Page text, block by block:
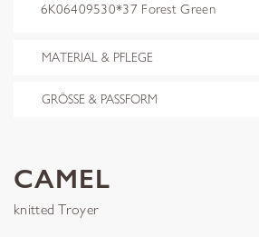
6K06409530*37 Forest Green
MATERIAL & PFLEGE
GRÖSSE & PASSFORM
CAMEL
knitted Troyer